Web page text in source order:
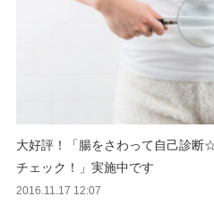
大好評！「腸をさわって自己診
チェック！」実施中です
2016.11.17 12:07